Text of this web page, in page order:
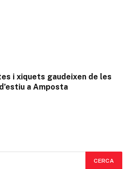
i xiquets gaudeixen de les
a Amposta